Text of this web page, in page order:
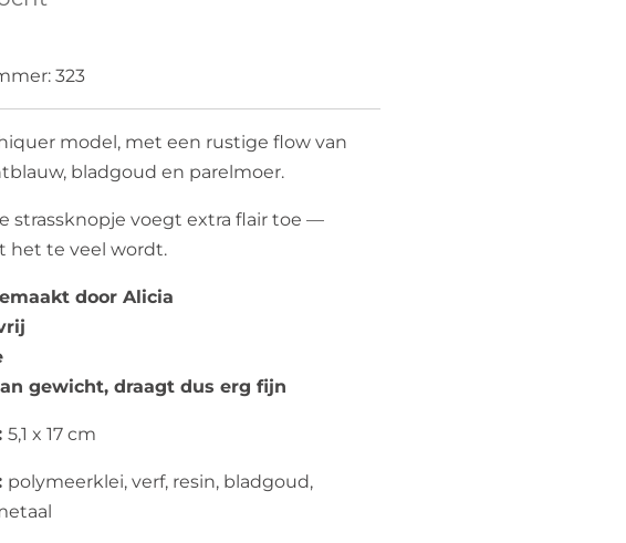
323
model, met een rustige flow van
bladgoud en parelmoer.
strassknopje voegt extra flair toe —
het te veel wordt.
door Alicia
gewicht, draagt dus erg fijn
5,1 x 17 cm
polymeerklei, verf, resin, bladgoud,